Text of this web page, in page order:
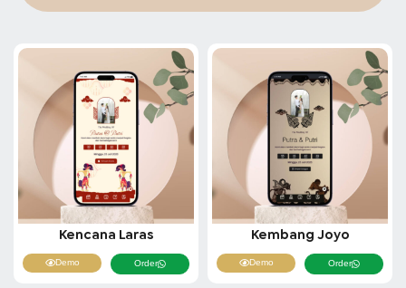
Kencana Laras
Demo Order
Kembang Joyo
Demo Order